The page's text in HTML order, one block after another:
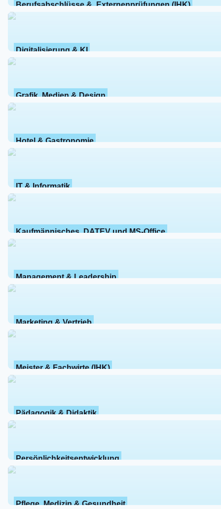
Berufsabschlüsse &  Externenprüfungen (IHK)
Digitalisierung & KI
Grafik, Medien & Design
Hotel & Gastronomie
IT & Informatik
Kaufmännisches, DATEV und MS-Office
Management & Leadership
Marketing & Vertrieb
Meister & Fachwirte (IHK)
Pädagogik & Didaktik
Persönlichkeitsentwicklung
Pflege, Medizin & Gesundheit